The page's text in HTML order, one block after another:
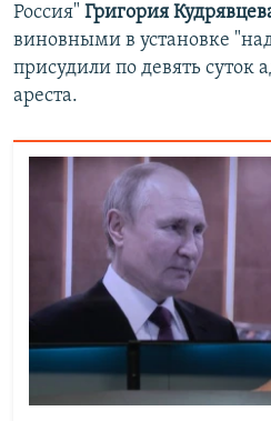
Россия" Григория
виновными в установке
присудили по девять суток
ареста.